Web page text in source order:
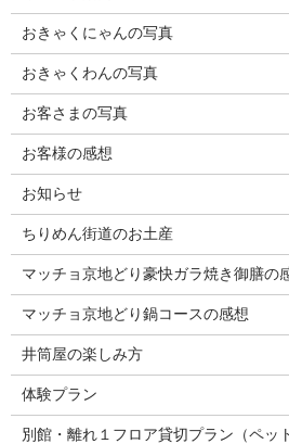
おきゃくにゃんの写真
おきゃくわんの写真
お客さまの写真
お客様の感想
お知らせ
ちりめん街道のお土産
マッチョ京地どり豪快ガラ焼き御膳の
マッチョ京地どり鍋コースの感想
井筒屋の楽しみ方
体験プラン
別館・離れ１フロア貸切プラン（ペッ